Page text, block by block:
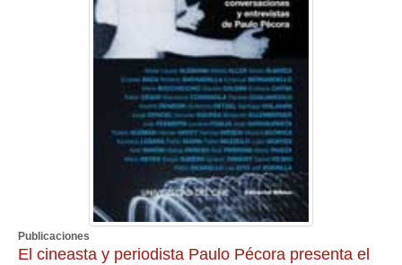
Publicaciones
El cineasta y periodista Paulo Pécora presenta el